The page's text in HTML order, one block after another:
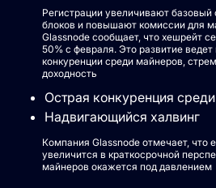
Регистрации увеличивают базовый
блоков и повышают комиссии для
Glassnode сообщает, что хешрейт
50% с февраля. Это развитие ведет
конкуренции среди майнеров,
доходность
Острая конкуренция
Надвигающийся халвинг
Компания Glassnode отмечает, что
увеличится в краткосрочной
майнеров окажется под давлением